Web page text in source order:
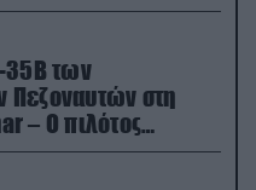
35B των
Πεζοναυτών στη
– Ο πιλότος
εγκαίρως